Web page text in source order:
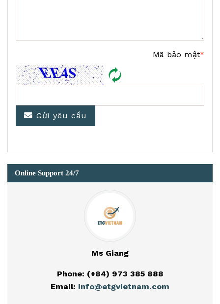
Mã bảo mật*
Gửi yêu cầu
Online Support 24/7
Ms Giang
Phone: (+84) 973 385 888
Email: info@etgvietnam.com